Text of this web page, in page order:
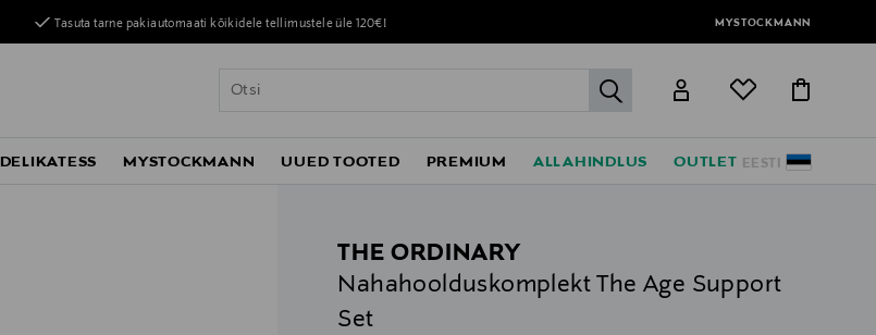
Tasuta tarne pakiautomaati kõikidele tellimustele üle 120€! MYSTOCKMANN
label.header.go
EESTI
DELIKATESS MYSTOCKMANN UUED TOOTED PREMIUM ALLAHINDLUS OUTLET
THE ORDINARY
Nahahoolduskomplekt The Age Support
Set